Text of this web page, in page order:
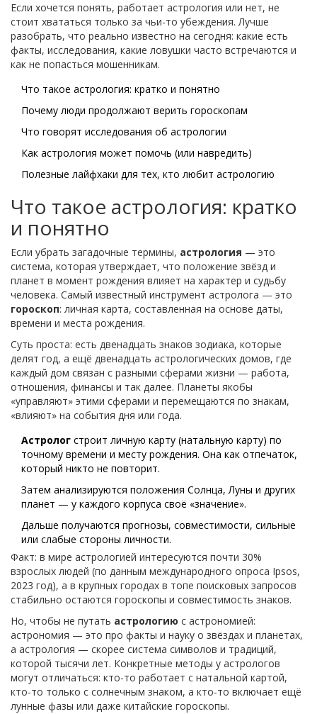
Если хочется понять, работает астрология или нет, не
стоит хвататься только за чьи-то убеждения. Лучше
разобрать, что реально известно на сегодня: какие есть
факты, исследования, какие ловушки часто встречаются и
как не попасться мошенникам.
Что такое астрология: кратко и понятно
Почему люди продолжают верить гороскопам
Что говорят исследования об астрологии
Как астрология может помочь (или навредить)
Полезные лайфхаки для тех, кто любит астрологию
Что такое астрология: кратко
и понятно
Если убрать загадочные термины, астрология — это
система, которая утверждает, что положение звёзд и
планет в момент рождения влияет на характер и судьбу
человека. Самый известный инструмент астролога — это
гороскоп: личная карта, составленная на основе даты,
времени и места рождения.
Суть проста: есть двенадцать знаков зодиака, которые
делят год, а ещё двенадцать астрологических домов, где
каждый дом связан с разными сферами жизни — работа,
отношения, финансы и так далее. Планеты якобы
«управляют» этими сферами и перемещаются по знакам,
«влияют» на события дня или года.
Астролог строит личную карту (натальную карту) по
точному времени и месту рождения. Она как отпечаток,
который никто не повторит.
Затем анализируются положения Солнца, Луны и других
планет — у каждого корпуса своё «значение».
Дальше получаются прогнозы, совместимости, сильные
или слабые стороны личности.
Факт: в мире астрологией интересуются почти 30%
взрослых людей (по данным международного опроса Ipsos,
2023 год), а в крупных городах в топе поисковых запросов
стабильно остаются гороскопы и совместимость знаков.
Но, чтобы не путать астрологию с астрономией:
астрономия — это про факты и науку о звёздах и планетах,
а астрология — скорее система символов и традиций,
которой тысячи лет. Конкретные методы у астрологов
могут отличаться: кто-то работает с натальной картой,
кто-то только с солнечным знаком, а кто-то включает ещё
лунные фазы или даже китайские гороскопы.